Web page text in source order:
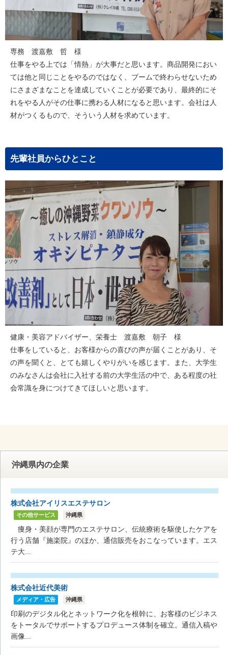
専務 渡嘉敷 哲 様
仕事をやる上では「情熱」が大事だと思います。商品開発におい
ては他と同じことをやるのではなく、ブームで終わらせないため
にさまざまなことを達成していくことが必要であり、最終的にそ
れをやる人がその仕事に携わる人材になると思います。会社は人
材がつくるもので、そういう人材を求めています。
先輩社員からひとこと
健康・美容アドバイザー、栄養士 渡嘉敷 朝子 様
仕事をしていると、お客様からの喜びの声が届くことがあり、そ
の声を聞くと、とても嬉しくやりがいを感じます。また、大学生
のみなさんは会社に入社する前の大学生活の中で、ある程度の社
会常識を身につけてきてほしいと思います。
沖縄県内の企業
株式会社アイリスエステサロン
その他サービス 沖縄県
痩身・美顔が専門のエステサロン、伝統療術を駆使したケアを
行う店舗『施楽院』のほか、通信販売をおこなっています。エス
テ大...
株式会社近代美術
メディア・広告 沖縄県
印刷のデジタル化とネットワーク化を根幹に、お客様のビジネス
をトータルでサポートするプロデュース体制を確立。通信入稿や
画像...